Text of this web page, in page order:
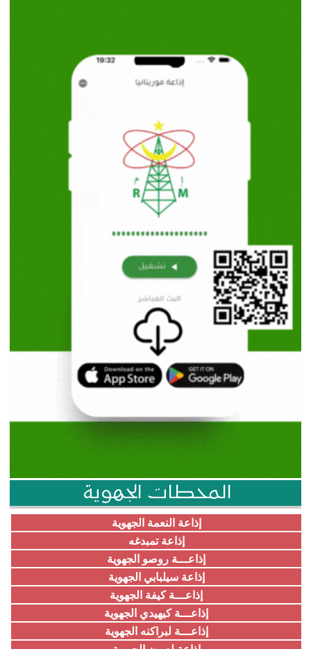
المحطات الجهوية
إذاعة النعمة الجهوية
إذاعة تمبدغه
إذاعـــة روصو الجهوية
إذاعة سيلبابي الجهوية
إذاعـــة كيفة الجهوية
إذاعـــة كيهيدي الجهوية
إذاعـــة لبراكنه الجهوية